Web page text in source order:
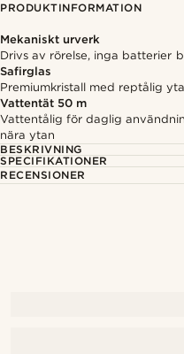
PRODUKTINFORMATION
Mekaniskt urverk
Drivs av rörelse, inga batterier
Safirglas
Premiumkristall med reptålig
Vattentät 50 m
Vattentålig för daglig
nära ytan
BESKRIVNING
SPECIFIKATIONER
RECENSIONER